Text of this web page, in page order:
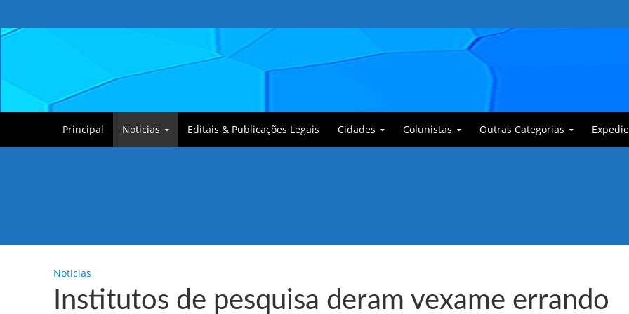
Principal Noticias Editais & Publicações Legais Cidades Colunistas Outras Categorias
Noticias
Institutos de pesquisa deram vexame errando